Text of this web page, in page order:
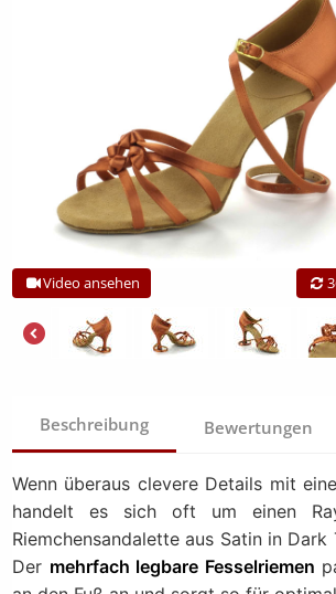
Video ansehen
Beschreibung Bewertungen
Wenn überaus clevere Details mit
handelt es sich oft um einen
Riemchensandalette aus Satin in
Der mehrfach legbare Fesselriemen